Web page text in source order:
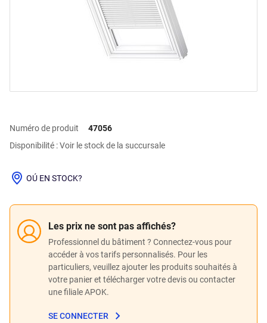
Numéro de produit
47056
Disponibilité : Voir le stock de la succursale
Les prix ne sont pas affichés?
Professionnel du bâtiment ? Connectez-vous pour
accéder à vos tarifs personnalisés. Pour les
particuliers, veuillez ajouter les produits souhaités à
votre panier et télécharger votre devis ou contacter
une filiale APOK.
SE CONNECTER
OÚ EN STOCK?